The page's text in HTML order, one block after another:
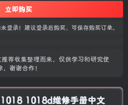
立即购买
登录！建议登录后购买，可保存购买订单。
荐收集整理而来，仅供学习和研究使
谢谢合作！
1018d维修手册中文